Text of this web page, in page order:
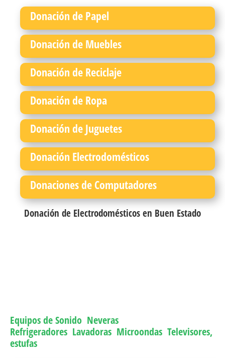
Donación de Papel
Donación de Muebles
Donación de Reciclaje
Donación de Ropa
Donación de Juguetes
Donación Electrodomésticos
Donaciones de Computadores
Donación de Electrodomésticos en Buen Estado
Equipos de Sonido Neveras
Refrigeradores Lavadoras Microondas Televisores,
estufas